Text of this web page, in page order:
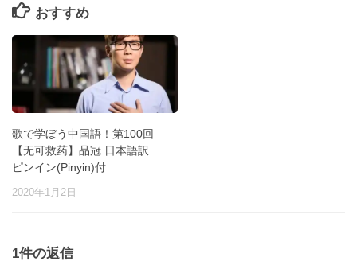
おすすめ
歌で学ぼう中国語！第100回
【无可救药】品冠 日本語訳
ピンイン(Pinyin)付
2020年1月2日
1件の返信